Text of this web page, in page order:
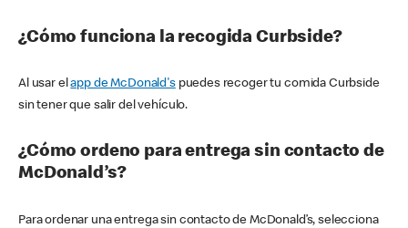
¿Cómo funciona la recogida Curbside?
Al usar elapp de McDonald'spuedes recoger tu comida Curbside
sin tener que salir del vehículo.
¿Cómo ordeno para entrega sin contacto de
McDonald’s?
Para ordenar una entrega sin contacto de McDonald’s, selecciona